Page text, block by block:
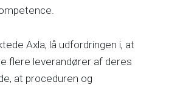
Axla, lå udfordringen i, at
flere leverandører af deres
at proceduren og